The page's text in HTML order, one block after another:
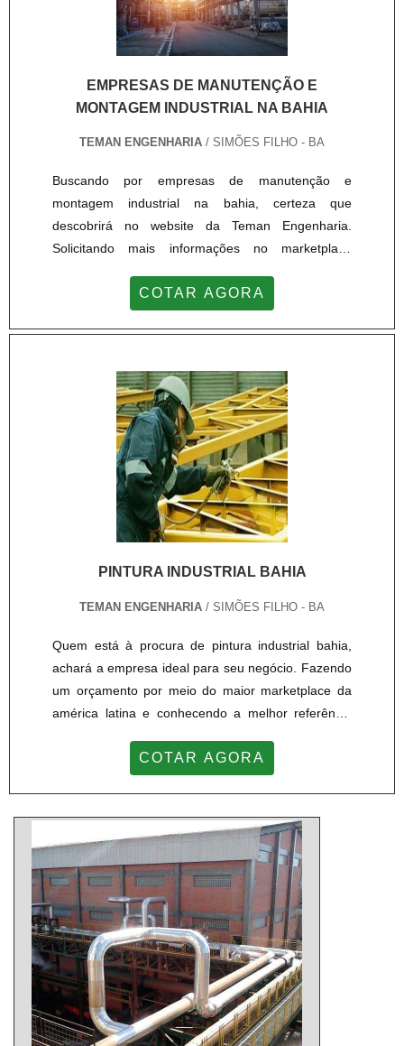
EMPRESAS DE MANUTENÇÃO E
MONTAGEM INDUSTRIAL NA BAHIA
TEMAN ENGENHARIA / SIMÕES FILHO - BA
Buscando por empresas de manutenção e
montagem industrial na bahia, certeza que
descobrirá no website da Teman Engenharia.
Solicitando mais informações no marketplace
segmento.MAIS INFORMAÇÕES INTERESSANTES
MONTAGEM INDUSTRIAL NA BAHIASe alguém
industrial na bahia responsável, chega até a Teman
Engenharia. Disponibilizand...
COTAR AGORA
PINTURA INDUSTRIAL BAHIA
TEMAN ENGENHARIA / SIMÕES FILHO - BA
Quem está à procura de pintura industrial bahia,
achará a empresa ideal para seu negócio. Fazendo
um orçamento por meio do maior marketplace da
américa latina e conhecendo a melhor referência
Quando o tema é pintura industrial bahia, com a
resultados dos clientes.OUTRAS INFORMAÇÕES
SOBRE PINTURA INDUSTRIAL BAHIA...
COTAR AGORA